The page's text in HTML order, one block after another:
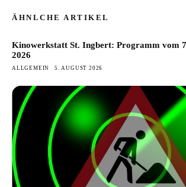
ÄHNLCHE ARTIKEL
Kinowerkstatt St. Ingbert: Programm vom
2026
ALLGEMEIN 5. AUGUST 2026